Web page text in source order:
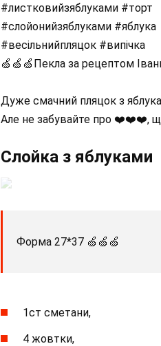
#листковийзяблуками #торт
#слойонийзяблуками #яблука
#весільнийпляцок #випічка
🍏🍏🍏Пекла за рецептом
Дуже смачний пляцок з
Але не забувайте про ❤️❤️❤️,
Слойка з яблуками
Форма 27*37 🍏🍏🍏
1ст сметани,
4 жовтки,